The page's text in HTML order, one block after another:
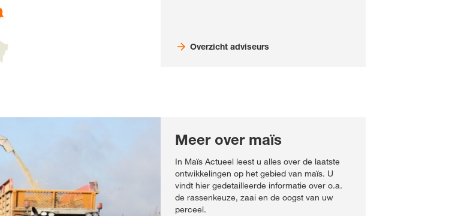
Overzicht adviseurs
Meer over maïs
In Maïs Actueel leest u alles over de laatste
ontwikkelingen op het gebied van maïs. U
vindt hier gedetailleerde informatie over o.a.
de rassenkeuze, zaai en de oogst van uw
perceel.